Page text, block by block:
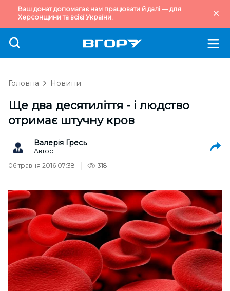
Ваш донат допомагає нам працювати й далі — для
Херсонщини та всієї України.
Головна Новини
Ще два десятиліття - і людство
отримає штучну кров
Валерія Гресь
Автор
06 травня 2016 07:38
318